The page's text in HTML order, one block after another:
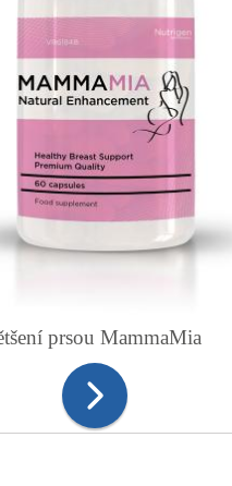
prsou MammaMia